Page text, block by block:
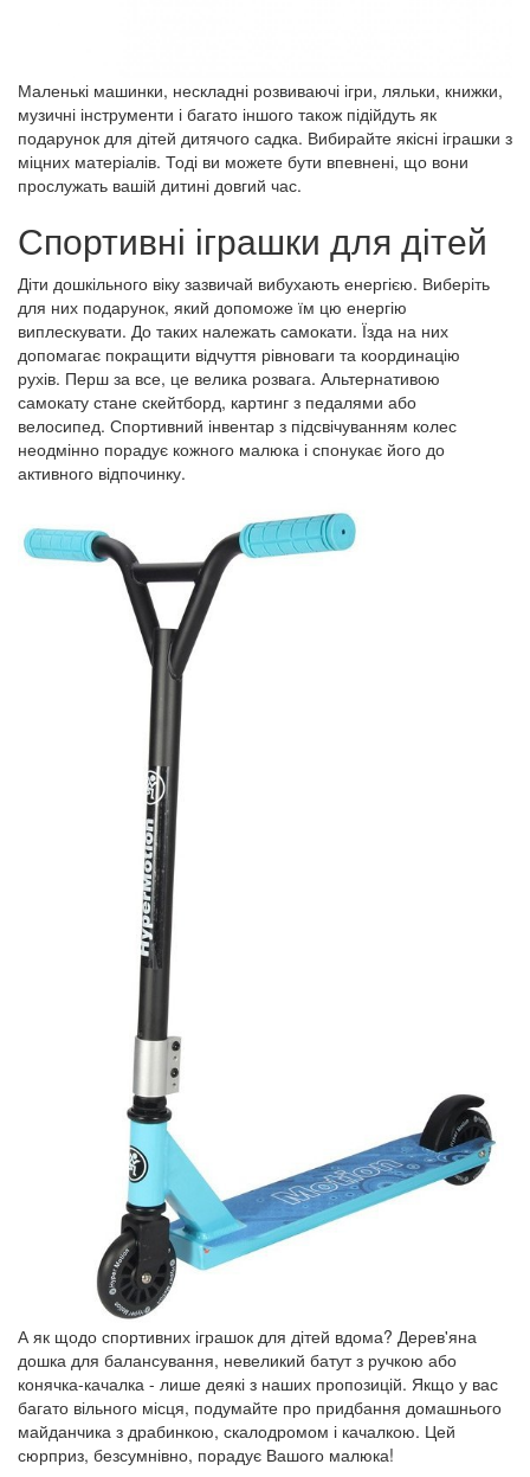
Маленькі машинки, нескладні розвиваючі ігри, ляльки, книжки,
музичні інструменти і багато іншого також підійдуть як
подарунок для дітей дитячого садка. Вибирайте якісні іграшки з
міцних матеріалів. Тоді ви можете бути впевнені, що вони
прослужать вашій дитині довгий час.
Спортивні іграшки для дітей
Діти дошкільного віку зазвичай вибухають енергією. Виберіть
для них подарунок, який допоможе їм цю енергію
виплескувати. До таких належать самокати. Їзда на них
допомагає покращити відчуття рівноваги та координацію
рухів. Перш за все, це велика розвага. Альтернативою
самокату стане скейтборд, картинг з педалями або
велосипед. Спортивний інвентар з підсвічуванням колес
неодмінно порадує кожного малюка і спонукає його до
активного відпочинку.
А як щодо спортивних іграшок для дітей вдома? Дерев'яна
дошка для балансування, невеликий батут з ручкою або
конячка-качалка - лише деякі з наших пропозицій. Якщо у вас
багато вільного місця, подумайте про придбання домашнього
майданчика з драбинкою, скалодромом і качалкою. Цей
сюрприз, безсумнівно, порадує Вашого малюка!